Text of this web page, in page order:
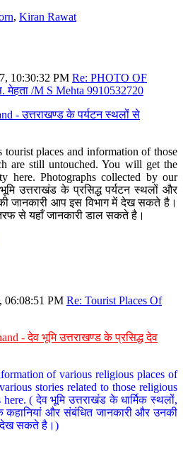
, Kiran Rawat
10:30:32 PM Re: PHOTO OF
मेहता /M S Mehta 9910532720
- उत्तराखण्ड के पर्यटन स्थलों से
places and information of those
are still untouched. You will get the
here. Photographs collected by our
उत्तराखंड के प्रसिद्ध पर्यटन स्थलों और
जानकारी आप इस विभाग में देख सकते है।
से यहाँ जानकारी डाल सकते है।
06:08:51 PM Re: Tourist Places Of
- देव भूमि उत्तराखण्ड के प्रसिद्ध देव
of various religious places of
stories related to those religious
( देव भूमि उत्तराखंड के धार्मिक स्थलों,
कहानियां और संबंधित जानकारी और उनकी
देख सकते है।)